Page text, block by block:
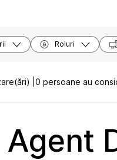
Roluri
| 0 persoane au
Agent